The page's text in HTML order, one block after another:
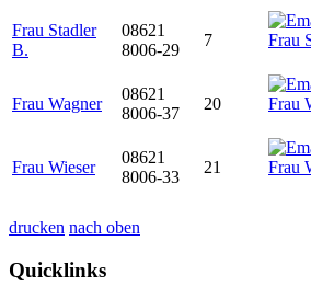
Frau Stadler
B.
08621
8006-29
7
Frau Wagner
08621
8006-37
20
Frau Wieser
08621
8006-33
21
drucken nach oben
Quicklinks